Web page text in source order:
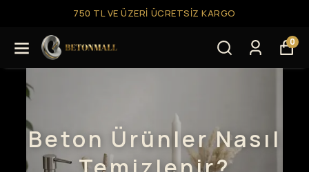
750 TL VE ÜZERI ÜCRETSIZ KARGO
0
Beton Ürünler Nasıl